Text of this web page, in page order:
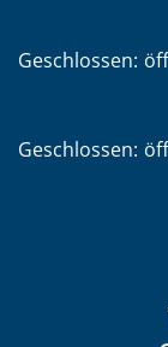
Klicken, um
Geschlossen:
Klicken, um
Geschlossen: